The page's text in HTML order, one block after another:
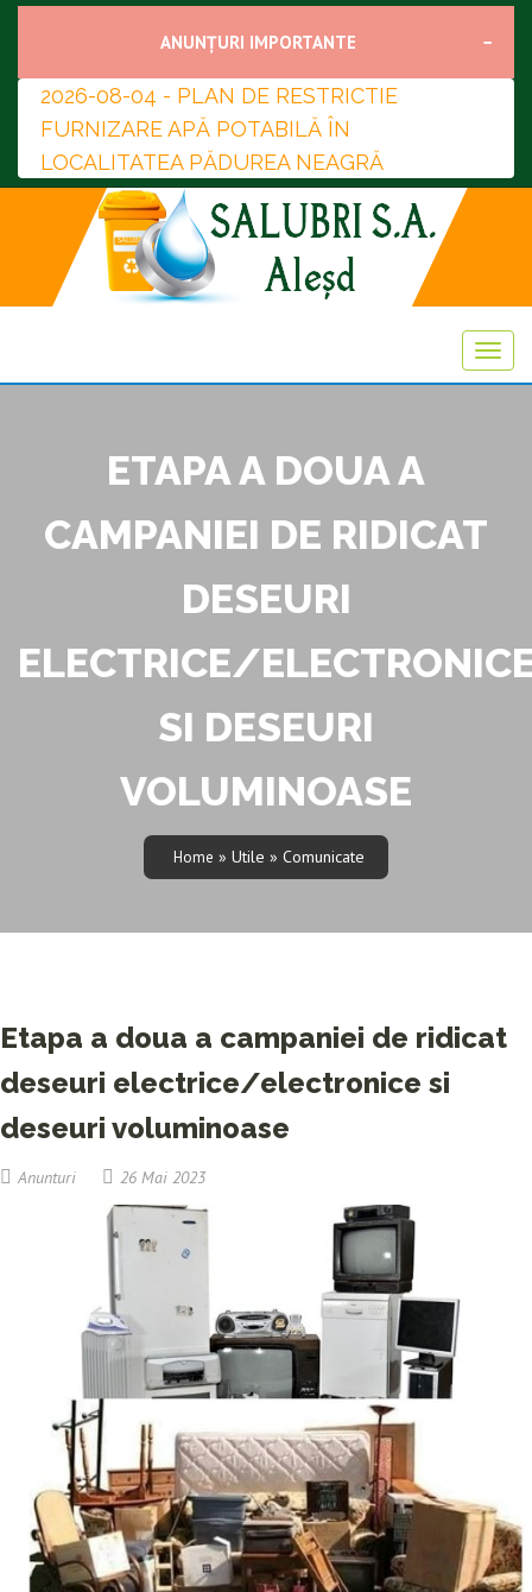
ANUNȚURI IMPORTANTE
2026-08-04 - PLAN DE RESTRICTIE
FURNIZARE APĂ POTABILĂ ÎN
LOCALITATEA PĂDUREA NEAGRĂ
ETAPA A DOUA A
CAMPANIEI DE RIDICAT
DESEURI
ELECTRICE/
SI DESEURI
VOLUMINOASE
Home » Utile » Comunicate
Etapa a doua a campaniei de ridicat
deseuri electrice/electronice si
deseuri voluminoase
Anunturi 26 Mai 2023